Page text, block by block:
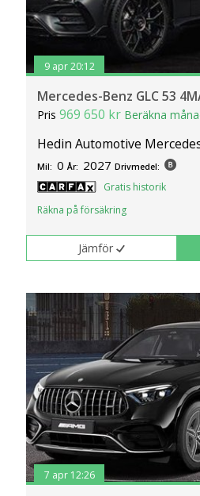
9 apr 20:12
Mercedes-Benz GLC 53
Pris969 650 kr Beräkna
Hedin Automotive
Mil: 0 År: 2027 Drivmedel:
Gratis historik
Räkna på försäkring
Jämför
7 apr 12:26